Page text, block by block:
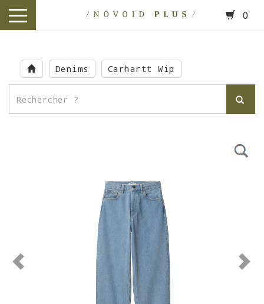
main
content
toggle
0
Denims Carhartt Wip